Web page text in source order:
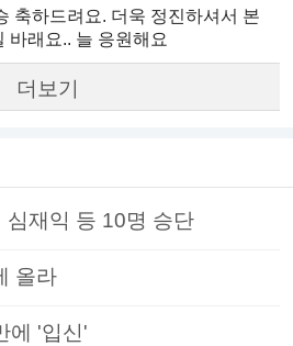
축하드려요. 더욱 정진하셔서 본
바래요.. 늘 응원해요
더보기
재익 등 10명 승단
올라
에 '입신'